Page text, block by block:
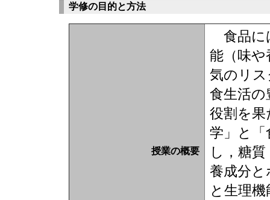
学修の目的と方法
授業の概要
食品に
能（味や
気のリ
食生活
役割を
学」と「
し，糖
養成分
と生理